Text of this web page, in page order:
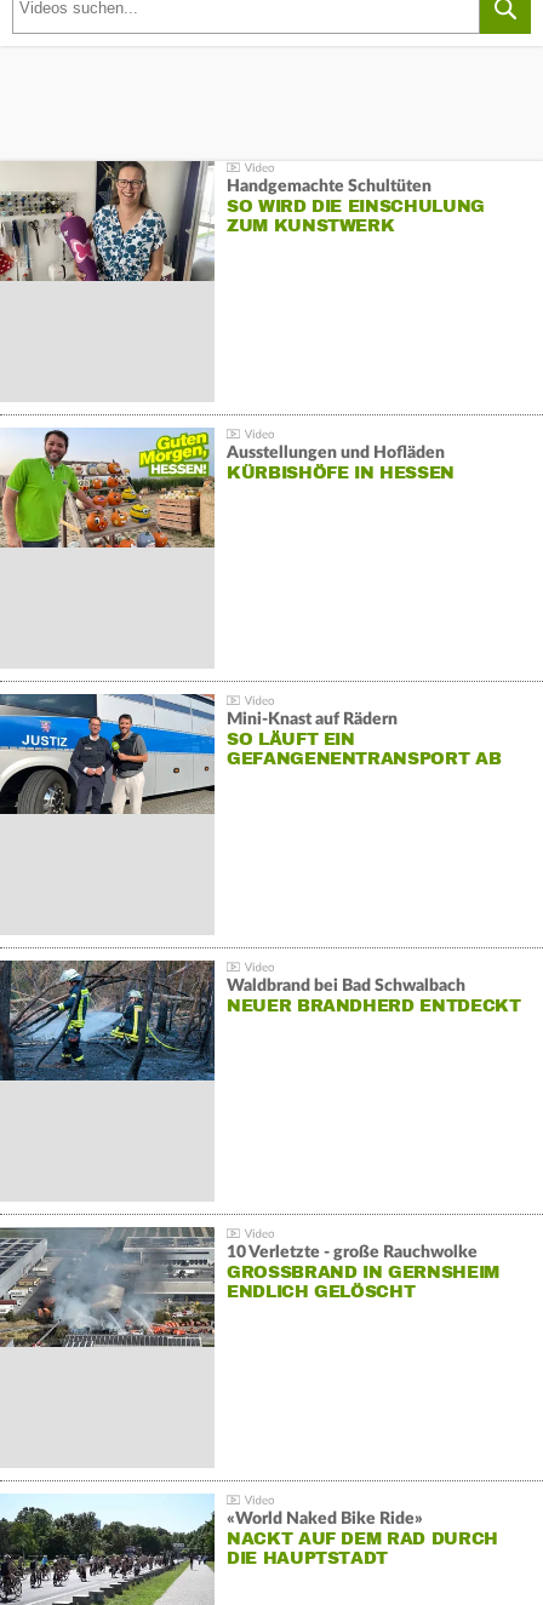
Handgemachte Schultüten
SO WIRD DIE EINSCHULUNG
ZUM KUNSTWERK
Ausstellungen und Hofläden
KÜRBISHÖFE IN HESSEN
Mini-Knast auf Rädern
SO LÄUFT EIN
GEFANGENENTRANSPORT AB
Waldbrand bei Bad Schwalbach
NEUER BRANDHERD ENTDECKT
10 Verletzte - große Rauchwolke
GROSSBRAND IN GERNSHEIM E
NDLICH GELÖSCHT
«World Naked Bike Ride»
NACKT AUF DEM RAD DURCH
DIE HAUPTSTADT